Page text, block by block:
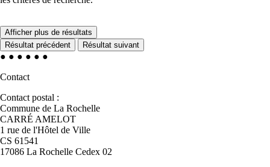
Afficher plus de résultats
Résultat précédent
Résultat suivant
● ● ● ● ● ●
Contact
Contact postal :
Commune de La Rochelle
CARRÉ AMELOT
1 rue de l'Hôtel de Ville
CS 61541
17086 La Rochelle Cedex 02